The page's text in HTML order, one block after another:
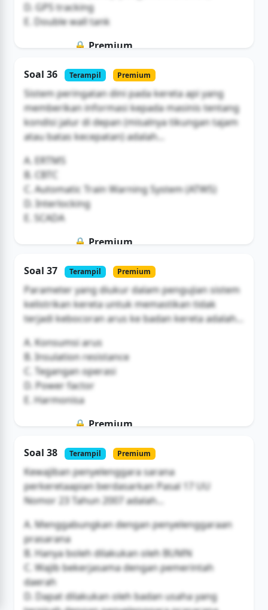
D. GPS tracking
E. Double wall tank
🔒 Premium
Buka Akses
Soal 36 Terampil Premium
Sistem peringatan dini pada kereta api yang
memberikan informasi kepada masinis tentang
kondisi jalur di depan (misalnya tikungan tajam
atau batas kecepatan) adalah...
A. ERTMS
B. CBTC
C. Automatic Train Warning System (ATWS)
D. Interlocking
E. SCADA
🔒 Premium
Buka Akses
Soal 37 Terampil Premium
Parameter yang diukur dalam pengujian sistem
kelistrikan kereta untuk memastikan tidak
terjadi kebocoran arus ke badan kereta adalah...
A. Konsumsi arus
B. Insulation resistance
C. Tegangan operasi
D. Power factor
E. Harmonisa
🔒 Premium
Buka Akses
Soal 38 Terampil Premium
Kewajiban penyelenggara sarana
perkeretaapian berdasarkan Pasal 17 UU
Nomor 23 Tahun 2007 adalah...
A. Menggabungkan dengan penyelenggaraan
prasarana
B. Hanya boleh dilakukan oleh BUMN
C. Wajib bekerjasama dengan pemerintah
daerah
D. Dapat dilakukan oleh badan usaha yang